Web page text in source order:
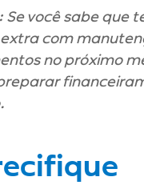
Se você sabe que
com
no próximo